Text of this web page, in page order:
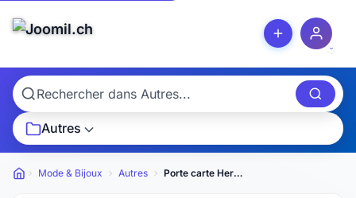
Autres
Petites annonces
Mode & Bijoux Autres Porte carte Hermes